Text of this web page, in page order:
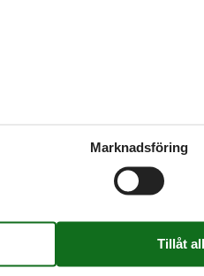
Marknadsföring